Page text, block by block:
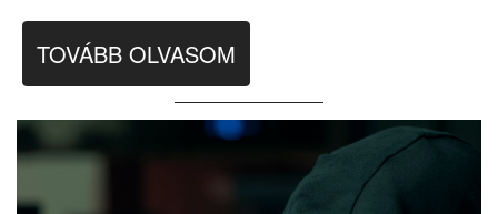
TOVÁBB OLVASOM